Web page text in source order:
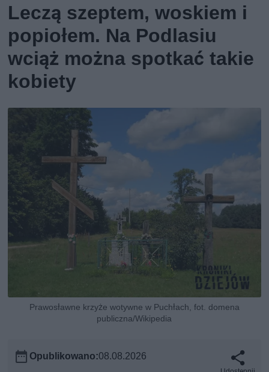
Leczą szeptem, woskiem i
popiołem. Na Podlasiu
wciąż można spotkać takie
kobiety
Prawosławne krzyże wotywne w Puchłach, fot. domena
publiczna/Wikipedia
Opublikowano:08.08.2026